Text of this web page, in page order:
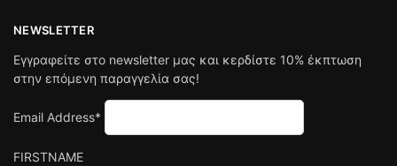
NEWSLETTER
Εγγραφείτε στο newsletter μας και κερδίστε 10% έκπτωση
στην επόμενη παραγγελία σας!
Email Address*
FIRSTNAME